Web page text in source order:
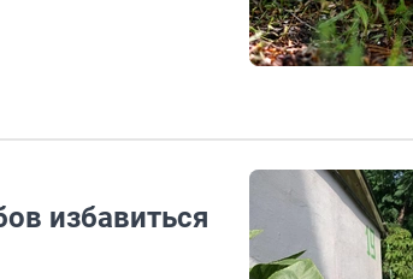
избавиться